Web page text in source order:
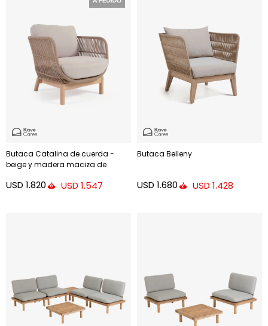
Butaca Catalina de cuerda -
beige y madera maciza de
USD 1.820 USD 1.547
Butaca Belleny
USD 1.680 USD 1.428